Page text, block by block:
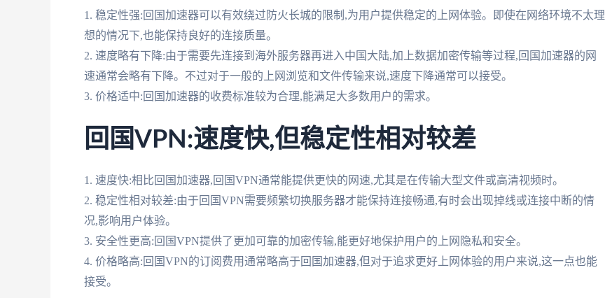
1. 稳定性强:回国加速器可以有效绕过防火长城的限制,为用户提供稳定的上网体验。即使在网络环境不太理
想的情况下,也能保持良好的连接质量。
2. 速度略有下降:由于需要先连接到海外服务器再进入中国大陆,加上数据加密传输等过程,回国加速器的网
速通常会略有下降。不过对于一般的上网浏览和文件传输来说,速度下降通常可以接受。
3. 价格适中:回国加速器的收费标准较为合理,能满足大多数用户的需求。
回国VPN:速度快,但稳定性相对较差
1. 速度快:相比回国加速器,回国VPN通常能提供更快的网速,尤其是在传输大型文件或高清视频时。
2. 稳定性相对较差:由于回国VPN需要频繁切换服务器才能保持连接畅通,有时会出现掉线或连接中断的情
况,影响用户体验。
3. 安全性更高:回国VPN提供了更加可靠的加密传输,能更好地保护用户的上网隐私和安全。
4. 价格略高:回国VPN的订阅费用通常略高于回国加速器,但对于追求更好上网体验的用户来说,这一点也能
接受。